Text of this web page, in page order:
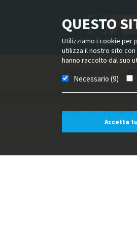
QUESTO
Utilizziamo i cookie per
utilizza il nostro sito
hanno raccolto dal suo
Necessario (9)
Accetta
PRODOTTI
Home Prodotti